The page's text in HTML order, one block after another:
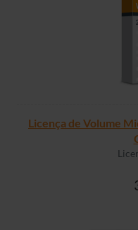
Licença de Volume